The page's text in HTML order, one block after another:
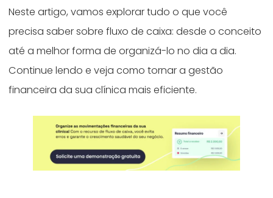
Neste artigo, vamos explorar tudo o que você
precisa saber sobre fluxo de caixa: desde o conceito
até a melhor forma de organizá-lo no dia a dia.
Continue lendo e veja como tornar a gestão
financeira da sua clínica mais eficiente.